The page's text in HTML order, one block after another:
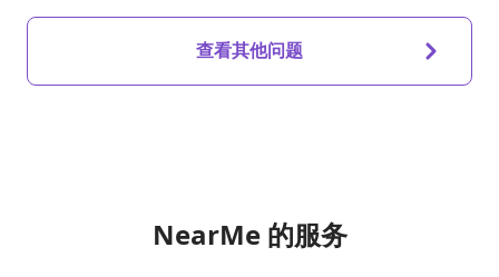
查看其他问题
NearMe 的服务